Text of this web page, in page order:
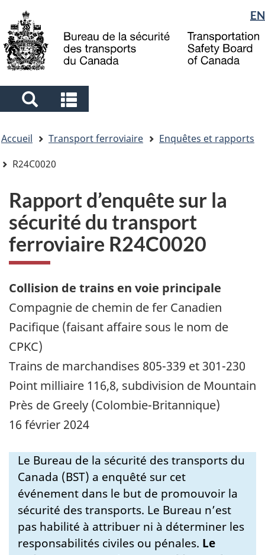
to
main
to
"About
government"
à
la
Sélection
de
la
langue
EN
Search
and
menus
and
menus
êtes
ici
Accueil Transport ferroviaire
Enquêtes et rapports
R24C0020
Rapport d’enquête sur la
sécurité du transport
ferroviaire R24C0020
Collision de trains en voie principale
Compagnie de chemin de fer Canadien
Pacifique (faisant affaire sous le nom de
CPKC)
Trains de marchandises 805-339 et 301-230
Point milliaire 116,8, subdivision de Mountain
Près de Greely (Colombie-Britannique)
16 février 2024
Le Bureau de la sécurité des transports du
Canada (BST) a enquêté sur cet
événement dans le but de promouvoir la
sécurité des transports. Le Bureau n’est
pas habilité à attribuer ni à déterminer les
responsabilités civiles ou pénales. Le